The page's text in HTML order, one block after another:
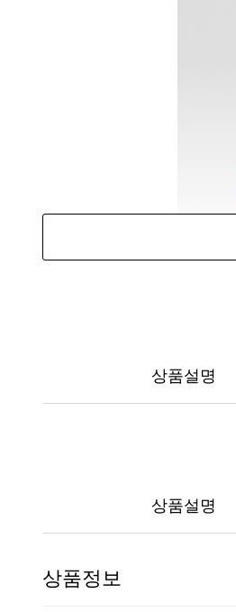
상품설명
상품설명
상품정보